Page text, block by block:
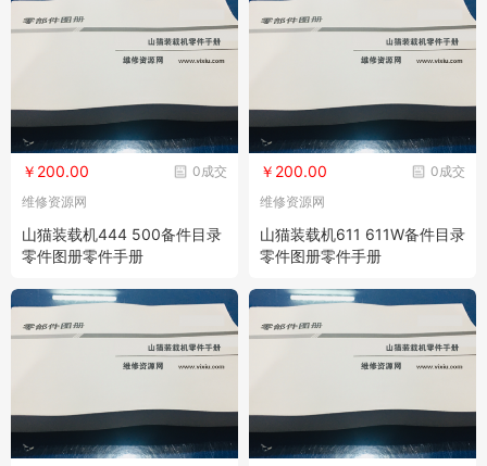
0成交
￥200.00
维修资源网
山猫装载机444 500备件目录
零件图册零件手册
0成交
￥200.00
维修资源网
山猫装载机611 611W备件目录
零件图册零件手册